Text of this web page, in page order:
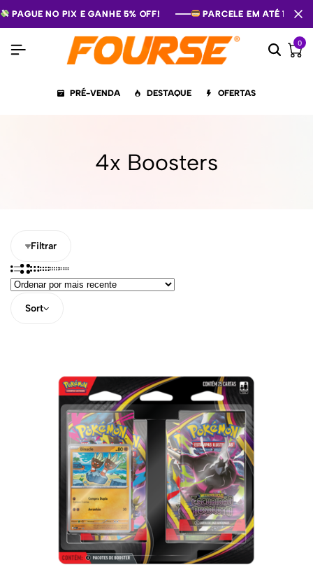
PAGUE NO PIX E GANHE 5% OFF! PARCELE EM ATÉ 12X
PAGUE NO PIX E GANHE 5% OFF! PARCELE EM ATÉ 12X
PAGUE NO PIX E GANHE 5% OFF! PARCELE EM ATÉ 12X
0
PRÉ-VENDA DESTAQUE OFERTAS
4x Boosters
Filtrar
Sort